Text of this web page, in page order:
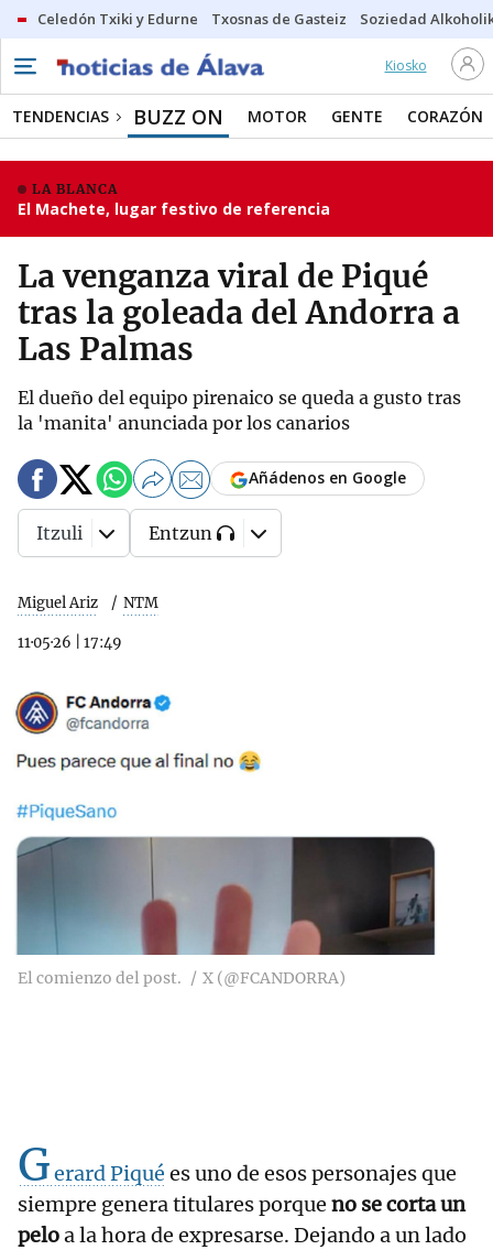
Celedón Txiki y Edurne Txosnas de Gasteiz Soziedad
Kiosko
TENDENCIAS BUZZ ON MOTOR GENTE CORAZÓN
LA BLANCA
El Machete, lugar festivo de referencia
La venganza viral de Piqué
tras la goleada del Andorra a
Las Palmas
El dueño del equipo pirenaico se queda a gusto tras
la 'manita' anunciada por los canarios
Miguel Ariz NTM
11·05·26 17:49
Añádenos en Google
Itzuli Entzun
El comienzo del post. X (@FCANDORRA)
Gerard Piqué es uno de esos personajes que
siempre genera titulares porque no se corta un
peloa la hora de expresarse. Dejando a un lado